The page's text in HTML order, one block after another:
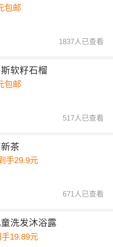
包邮
1837人已查看
软籽石榴
包邮
517人已查看
茶
手29.9元
671人已查看
洗发沐浴露
19.89元